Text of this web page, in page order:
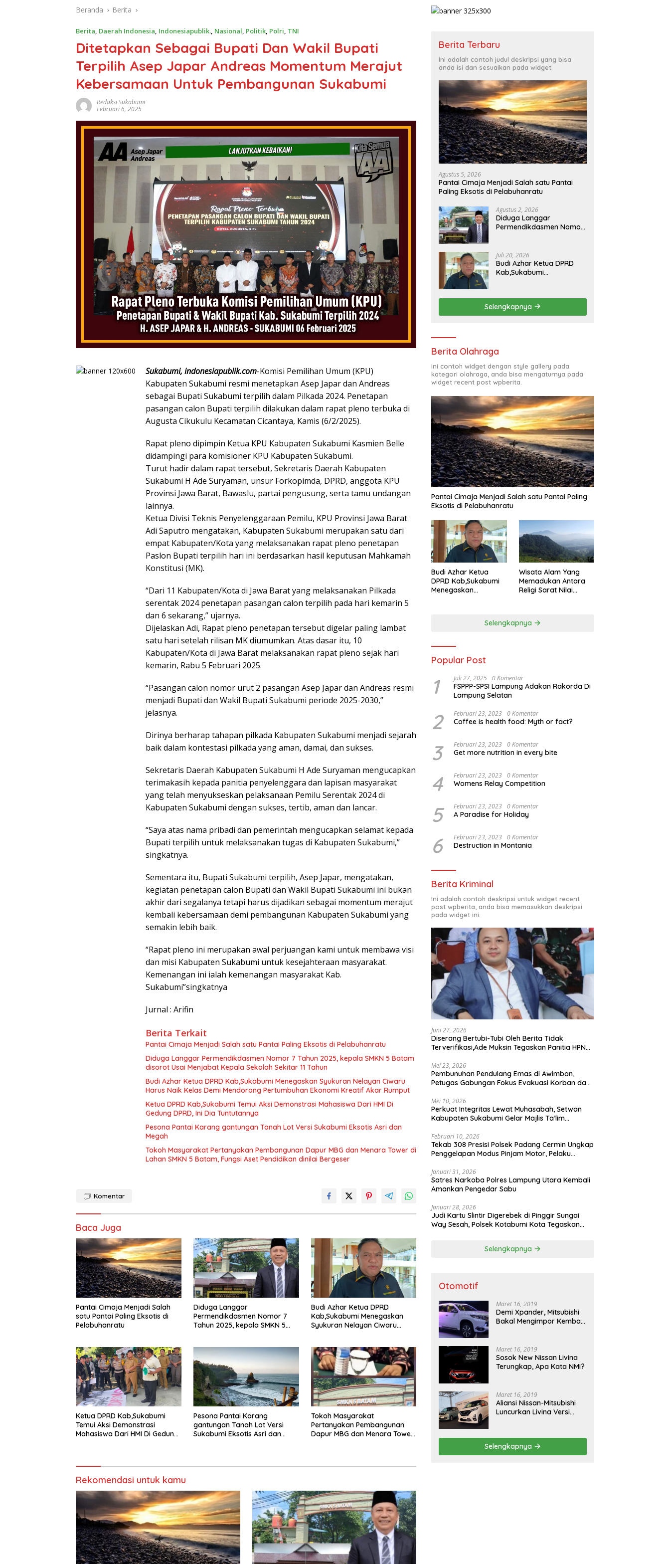
Beranda Berita
Berita, Daerah Indonesia, Indonesiapublik., Nasional, Politik, Polri, TNI
Ditetapkan Sebagai Bupati Dan Wakil Bupati
Terpilih Asep Japar Andreas Momentum Merajut
Kebersamaan Untuk Pembangunan Sukabumi
Redaksi Sukabumi
Februari 6, 2025
Sukabumi, indonesiapublik.com-Komisi Pemilihan Umum (KPU)
Kabupaten Sukabumi resmi menetapkan Asep Japar dan Andreas
sebagai Bupati Sukabumi terpilih dalam Pilkada 2024. Penetapan
pasangan calon Bupati terpilih dilakukan dalam rapat pleno terbuka di
Augusta Cikukulu Kecamatan Cicantaya, Kamis (6/2/2025).
Rapat pleno dipimpin Ketua KPU Kabupaten Sukabumi Kasmien Belle
didampingi para komisioner KPU Kabupaten Sukabumi.
Turut hadir dalam rapat tersebut, Sekretaris Daerah Kabupaten
Sukabumi H Ade Suryaman, unsur Forkopimda, DPRD, anggota KPU
Provinsi Jawa Barat, Bawaslu, partai pengusung, serta tamu undangan
lainnya.
Ketua Divisi Teknis Penyelenggaraan Pemilu, KPU Provinsi Jawa Barat
Adi Saputro mengatakan, Kabupaten Sukabumi merupakan satu dari
empat Kabupaten/Kota yang melaksanakan rapat pleno penetapan
Paslon Bupati terpilih hari ini berdasarkan hasil keputusan Mahkamah
Konstitusi (MK).
“Dari 11 Kabupaten/Kota di Jawa Barat yang melaksanakan Pilkada
serentak 2024 penetapan pasangan calon terpilih pada hari kemarin 5
dan 6 sekarang,” ujarnya.
Dijelaskan Adi, Rapat pleno penetapan tersebut digelar paling lambat
satu hari setelah rilisan MK diumumkan. Atas dasar itu, 10
Kabupaten/Kota di Jawa Barat melaksanakan rapat pleno sejak hari
kemarin, Rabu 5 Februari 2025.
“Pasangan calon nomor urut 2 pasangan Asep Japar dan Andreas resmi
menjadi Bupati dan Wakil Bupati Sukabumi periode 2025-2030,”
jelasnya.
Dirinya berharap tahapan pilkada Kabupaten Sukabumi menjadi sejarah
baik dalam kontestasi pilkada yang aman, damai, dan sukses.
Sekretaris Daerah Kabupaten Sukabumi H Ade Suryaman mengucapkan
terimakasih kepada panitia penyelenggara dan lapisan masyarakat
yang telah menyukseskan pelaksanaan Pemilu Serentak 2024 di
Kabupaten Sukabumi dengan sukses, tertib, aman dan lancar.
“Saya atas nama pribadi dan pemerintah mengucapkan selamat kepada
Bupati terpilih untuk melaksanakan tugas di Kabupaten Sukabumi,”
singkatnya.
Sementara itu, Bupati Sukabumi terpilih, Asep Japar, mengatakan,
kegiatan penetapan calon Bupati dan Wakil Bupati Sukabumi ini bukan
akhir dari segalanya tetapi harus dijadikan sebagai momentum merajut
kembali kebersamaan demi pembangunan Kabupaten Sukabumi yang
semakin lebih baik.
“Rapat pleno ini merupakan awal perjuangan kami untuk membawa visi
dan misi Kabupaten Sukabumi untuk kesejahteraan masyarakat.
Kemenangan ini ialah kemenangan masyarakat Kab.
Sukabumi”singkatnya
Jurnal : Arifin
Berita Terkait
Pantai Cimaja Menjadi Salah satu Pantai Paling Eksotis di Pelabuhanratu
Diduga Langgar Permendikdasmen Nomor 7 Tahun 2025, kepala SMKN 5 Batam
disorot Usai Menjabat Kepala Sekolah Sekitar 11 Tahun
Budi Azhar Ketua DPRD Kab,Sukabumi Menegaskan Syukuran Nelayan Ciwaru
Harus Naik Kelas Demi Mendorong Pertumbuhan Ekonomi Kreatif Akar Rumput
Ketua DPRD Kab,Sukabumi Temui Aksi Demonstrasi Mahasiswa Dari HMI Di
Gedung DPRD, Ini Dia Tuntutannya
Pesona Pantai Karang gantungan Tanah Lot Versi Sukabumi Eksotis Asri dan
Megah
Tokoh Masyarakat Pertanyakan Pembangunan Dapur MBG dan Menara Tower di
Lahan SMKN 5 Batam, Fungsi Aset Pendidikan dinilai Bergeser
Komentar
Baca Juga
Pantai Cimaja Menjadi Salah
satu Pantai Paling Eksotis di
Pelabuhanratu
Diduga Langgar
Permendikdasmen Nomor 7
Tahun 2025, kepala SMKN 5
Tahun
Budi Azhar Ketua DPRD
Kab,Sukabumi Menegaskan
Syukuran Nelayan Ciwaru
Ekonomi Kreatif Akar Rumput
Ketua DPRD Kab,Sukabumi
Temui Aksi Demonstrasi
Mahasiswa Dari HMI Di Gedung
Pesona Pantai Karang
gantungan Tanah Lot Versi
Sukabumi Eksotis Asri dan
Tokoh Masyarakat
Pertanyakan Pembangunan
Dapur MBG dan Menara Tower
Rekomendasi untuk kamu
Berita Terbaru
Ini adalah contoh judul deskripsi yang bisa
anda isi dan sesuaikan pada widget
Agustus 5, 2026
Pantai Cimaja Menjadi Salah satu Pantai
Paling Eksotis di Pelabuhanratu
Agustus 2, 2026
Diduga Langgar
Permendikdasmen Nomor
Usai Menjabat Kepala
Sekolah Sekitar 11 Tahun
Juli 20, 2026
Budi Azhar Ketua DPRD
Kab,Sukabumi
Naik Kelas Demi
Mendorong Pertumbuhan
Ekonomi Kreatif Akar
Selengkapnya
Berita Olahraga
Ini contoh widget dengan style gallery pada
kategori olahraga, anda bisa mengaturnya pada
widget recent post wpberita.
Pantai Cimaja Menjadi Salah satu Pantai Paling
Eksotis di Pelabuhanratu
Budi Azhar Ketua
DPRD Kab,Sukabumi
Menegaskan
Ekonomi Kreatif Akar
Wisata Alam Yang
Memadukan Antara
Religi Sarat Nilai
Sukabumi
Selengkapnya
Popular Post
1 Juli 27, 2025 0 Komentar
FSPPP-SPSI Lampung Adakan Rakorda Di
Lampung Selatan
2 Februari 23, 2023 0 Komentar
Coffee is health food: Myth or fact?
3 Februari 23, 2023 0 Komentar
Get more nutrition in every bite
4 Februari 23, 2023 0 Komentar
Womens Relay Competition
5 Februari 23, 2023 0 Komentar
A Paradise for Holiday
6 Februari 23, 2023 0 Komentar
Destruction in Montania
Berita Kriminal
Ini adalah contoh deskripsi untuk widget recent
post wpberita, anda bisa memasukkan deskripsi
pada widget ini.
Juni 27, 2026
Diserang Bertubi-Tubi Oleh Berita Tidak
Terverifikasi,Ade Muksin Tegaskan Panitia HPN
Mei 23, 2026
Pembunuhan Pendulang Emas di Awimbon,
Petugas Gabungan Fokus Evakuasi Korban dan
Mei 10, 2026
Perkuat Integritas Lewat Muhasabah, Setwan
Kabupaten Sukabumi Gelar Majlis Ta’lim
Februari 10, 2026
Tekab 308 Presisi Polsek Padang Cermin Ungkap
Penggelapan Modus Pinjam Motor, Pelaku
Januari 31, 2026
Satres Narkoba Polres Lampung Utara Kembali
Amankan Pengedar Sabu
Januari 28, 2026
Judi Kartu Slintir Digerebek di Pinggir Sungai
Way Sesah, Polsek Kotabumi Kota Tegaskan
Selengkapnya
Otomotif
Maret 16, 2019
Demi Xpander, Mitsubishi
Bakal Mengimpor Kembali
Maret 16, 2019
Sosok New Nissan Livina
Terungkap, Apa Kata NMI?
Maret 16, 2019
Aliansi Nissan-Mitsubishi
Luncurkan Livina Versi
Selengkapnya